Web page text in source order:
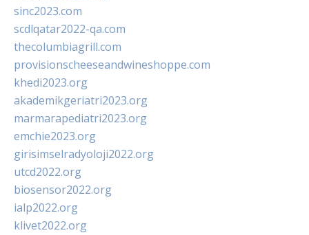
sinc2023.com
scdlqatar2022-qa.com
thecolumbiagrill.com
provisionscheeseandwineshoppe.com
khedi2023.org
akademikgeriatri2023.org
marmarapediatri2023.org
emchie2023.org
girisimselradyoloji2022.org
utcd2022.org
biosensor2022.org
ialp2022.org
klivet2022.org